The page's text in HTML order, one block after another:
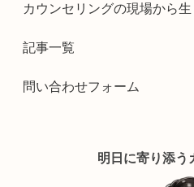
カウンセリングの現場から生
記事一覧
問い合わせフォーム
明日に寄り添う